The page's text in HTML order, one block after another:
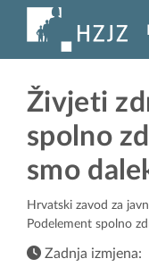
Živjeti
spolno
smo
Hrvatski zavod za
Podelement spolno
Zadnja izmjena: